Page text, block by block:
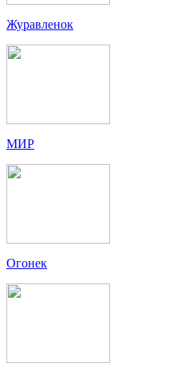
Журавленок
МИР
Огонек